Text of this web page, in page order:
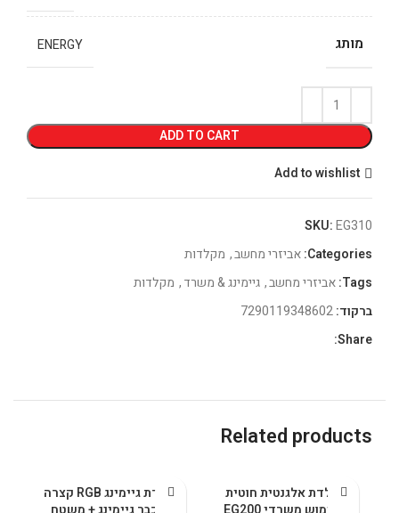
מותג ENERGY
ADD TO CART
Add to wishlist
SKU:EG310
Categories: אביזרי מחשב, מקלדות
Tags: אביזרי מחשב, גיימינג & משרד, מקלדות
ברקוד:
Share:
Related products
מקלדת אלגנטית חוטית
מקלדת גיימינג RGB קצרה